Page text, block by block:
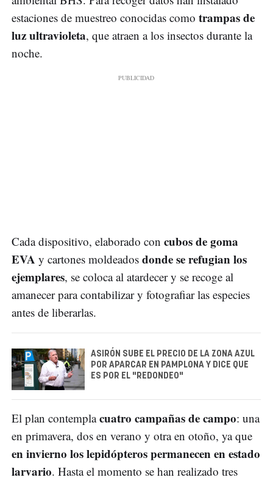
estaciones de muestreo conocidas como trampas de
luz ultravioleta, que atraen a los insectos durante la
noche.
Cada dispositivo, elaborado con cubos de goma
EVA y cartones moldeados donde se refugian los
ejemplares, se coloca al atardecer y se recoge al
amanecer para contabilizar y fotografiar las especies
antes de liberarlas.
ASIRÓN SUBE EL PRECIO DE LA ZONA AZUL
POR APARCAR EN PAMPLONA Y DICE QUE
ES POR EL "REDONDEO"
El plan contemplacuatro campañas de campo: una
en primavera, dos en verano y otra en otoño, ya que
en invierno los lepidópteros permanecen en estado
larvario. Hasta el momento se han realizado tres